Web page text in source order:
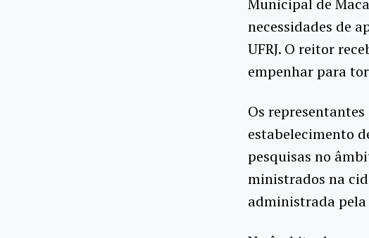
necessidades de
UFRJ. O reitor
empenhar para
Os
estabelecimento
pesquisas no
ministrados na
administrada